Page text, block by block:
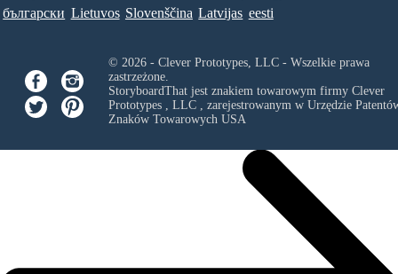
български Lietuvos Slovenščina Latvijas eesti
© 2026 - Clever Prototypes, LLC - Wszelkie prawa
zastrzeżone.
StoryboardThat jest znakiem towarowym firmy Clever
Prototypes , LLC, zarejestrowanym w Urzędzie
Znaków Towarowych USA